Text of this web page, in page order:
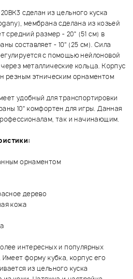
сделан из цельного куска
мембрана сделана из козьей
средний размер - 20" (51 см) в
составляет - 10" (25 см). Сила
с помощью нейлоновой
металлические кольца. Корпус
резным этническим орнаментом
удобный для транспортировки
10" комфортен для игры. Данная
так и начинающим.
орнаментом
дерево
кожа
интересных и популярных
форму кубка, корпус его
из цельного куска